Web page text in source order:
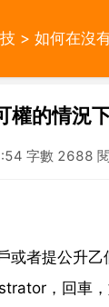
> 如何在沒
權的情況
字數 2688
或者提公升
，回車